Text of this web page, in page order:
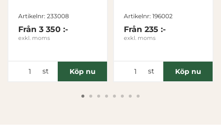
Tillåt urval
Avvisa
Artikelnr: 233008
Från 3 350 :-
exkl. moms
st Köp nu
Artikelnr: 196002
Från 235 :-
exkl. moms
st Köp nu